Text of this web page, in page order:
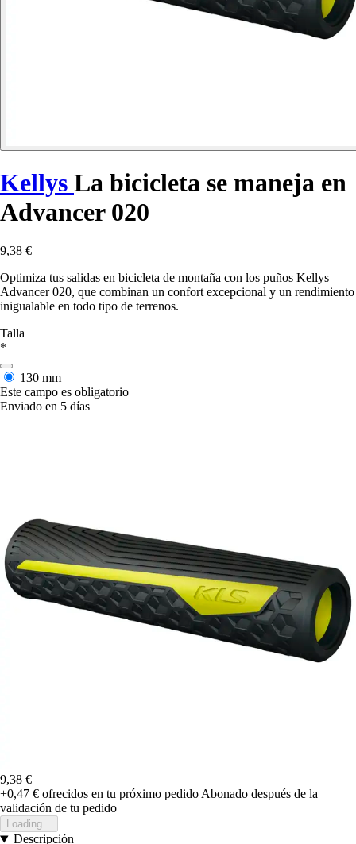
Kellys La bicicleta se maneja en
Advancer 020
9,38 €
Optimiza tus salidas en bicicleta de montaña con los puños Kellys
Advancer 020, que combinan un confort excepcional y un rendimiento
inigualable en todo tipo de terrenos.
Talla
*
130 mm
Este campo es obligatorio
Enviado en 5 días
9,38 €
+0,47 € ofrecidos en tu próximo pedido Abonado después de la
validación de tu pedido
Loading...
Descripción